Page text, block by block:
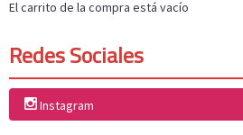
El carrito de la compra está vacío
Redes Sociales
Instagram